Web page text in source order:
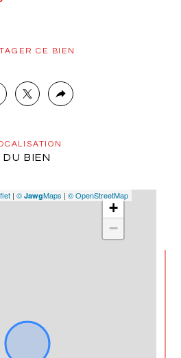
CE BIEN
DU BIEN
+
−
| © JawgMaps | © OpenStreetMap